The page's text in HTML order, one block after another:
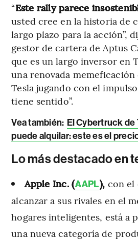
“Este rally parece
usted cree en la historia de
largo plazo para la acción”,
gestor de cartera de Aptus
que es un largo inversor en
una renovada memeficación
Tesla jugando con el
tiene sentido”.
Vea también: El Cybertruck de
puede alquilar: este es el
Lo más destacado en
Apple Inc. (AAPL), con el
alcanzar a sus rivales en el
hogares inteligentes, está a
una nueva categoría de